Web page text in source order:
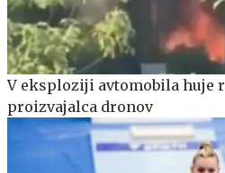
V eksploziji avtomobila huje
proizvajalca dronov